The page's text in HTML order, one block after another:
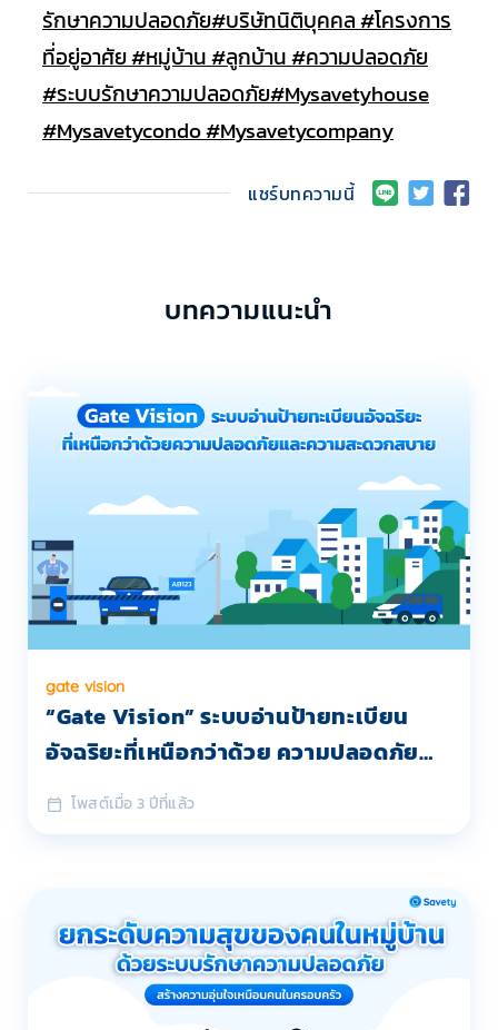
รักษาความปลอดภัย#บริษัทนิติบุคคล#โครงการ
ที่อยู่อาศัย#หมู่บ้าน#ลูกบ้าน#ความปลอดภัย
#ระบบรักษาความปลอดภัย#Mysavetyhouse
#Mysavetycondo#Mysavetycompany
แชร์บทความนี้
บทความแนะนำ
gate vision
“Gate Vision” ระบบอ่านป้ายทะเบียน
อัจฉริยะที่เหนือกว่าด้วย ความปลอดภัย
และ ความสะดวกสบาย
โพสต์เมื่อ 3 ปีที่แล้ว